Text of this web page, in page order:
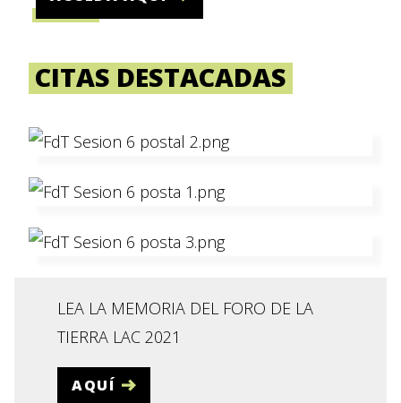
CITAS DESTACADAS
LEA LA MEMORIA DEL FORO DE LA
TIERRA LAC 2021
AQUÍ